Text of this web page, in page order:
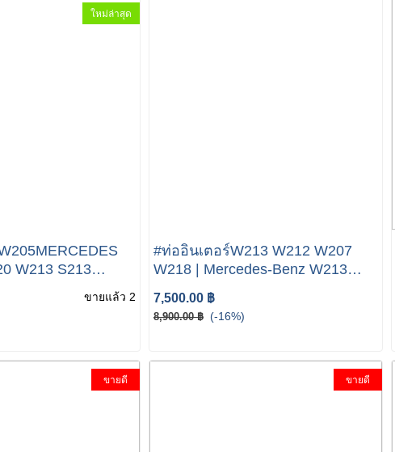
ใหม่ล่าสุด
W213 S213
PUMP -
ขายแล้ว 2
#ท่ออินเตอร์W213 W212 W207
W218 | Mercedes-Benz W213
E300 BuleTech A2125280100
#M651 Enigne
7,500.00 ฿
8,900.00 ฿ (-16%)
ขายดี ขายดี